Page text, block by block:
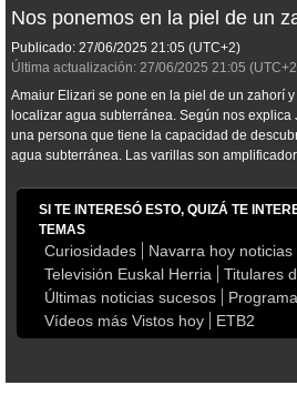
Nos ponemos en la piel de un
Publicado: 27/06/2025 21:05 (UTC+2)
Última actualización: 27/06/2025 21:05
Amaiur Elizari se pone en la piel de un zahorí
localizar agua subterránea. Según nos
una persona que tiene la capacidad de
agua subterránea. Las varillas son
SI TE INTERESÓ ESTO, QUIZÁ TE
TEMAS
Curiosidades
Navarra hoy noticias
Televisión Euskal Herria
Titulares
Últimas noticias sucesos
Vídeos más Vistos hoy
ETB2